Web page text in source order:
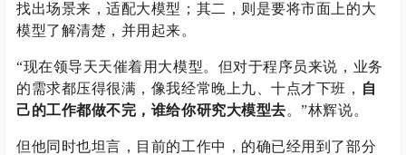
找出场景来，适配大模型；其二，则是要将市面上的大
模型了解清楚，并用起来。
“现在领导天天催着用大模型。但对于程序员来说，业务
的需求都压得很满，像我经常晚上九、十点才下班， 自
己的工作都做不完，谁给你研究大模型去。”林辉说。
但他同时也坦言，目前的工作中，的确已经用到了部分